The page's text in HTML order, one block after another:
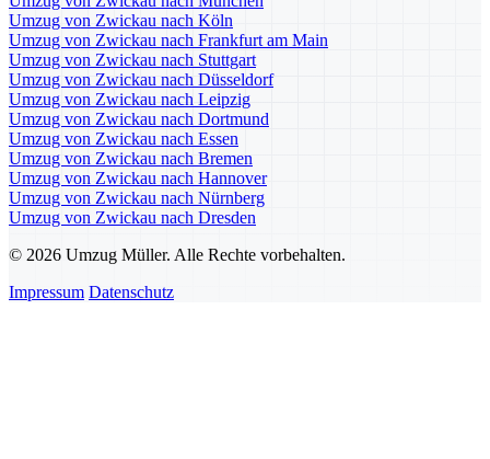
Umzug von Zwickau nach Köln
Umzug von Zwickau nach Frankfurt am Main
Umzug von Zwickau nach Stuttgart
Umzug von Zwickau nach Düsseldorf
Umzug von Zwickau nach Leipzig
Umzug von Zwickau nach Dortmund
Umzug von Zwickau nach Essen
Umzug von Zwickau nach Bremen
Umzug von Zwickau nach Hannover
Umzug von Zwickau nach Nürnberg
Umzug von Zwickau nach Dresden
© 2026 Umzug Müller. Alle Rechte vorbehalten.
Impressum Datenschutz